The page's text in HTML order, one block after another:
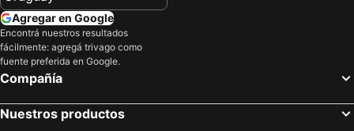
Michaelskirche Salzburg
Galería de Arte Residenzgalerie Salzburg
Sankt Peter Stift
Mozartkino
Altstadtsilvester
Stieglkeller
Salzburger Festspiele
Agregar en Google
Encontrá nuestros resultados
fácilmente: agregá trivago como
fuente preferida en Google.
Compañía
Nuestros productos